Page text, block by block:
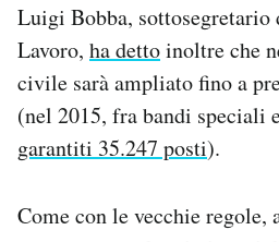
Luigi Bobba,
Lavoro, ha dettoinoltre che
civile sarà ampliato fino a
(nel 2015, fra bandi speciali
garantiti 35.247 posti).
Come con le vecchie